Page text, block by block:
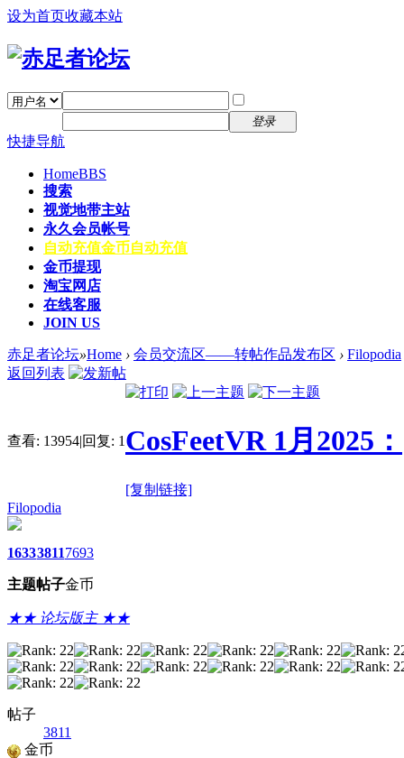
设为首页收藏本站
登录
快捷导航
HomeBBS
搜索
视觉地带主站
永久会员帐号
自动充值金币自动充值
金币提现
淘宝网店
在线客服
JOIN US
赤足者论坛»Home › 会员交流区——转帖作品发布区 › Filopodia
返回列表
查看: 13954|回复: 1 CosFeetVR 1月2025
[复制链接]
Filopodia
1633
主题
3811
帖子
7693
金币
★★ 论坛版主 ★★
帖子
3811
金币